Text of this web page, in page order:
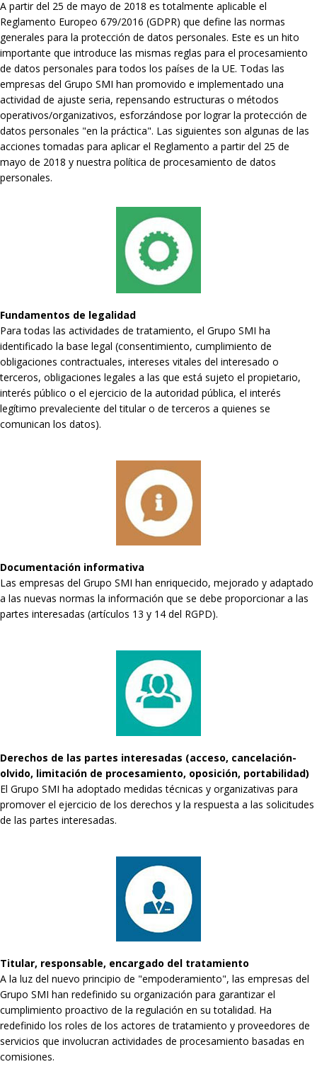
A partir del 25 de mayo de 2018 es totalmente aplicable el
Reglamento Europeo 679/2016 (GDPR) que define las normas
generales para la protección de datos personales. Este es un hito
importante que introduce las mismas reglas para el procesamiento
de datos personales para todos los países de la UE. Todas las
empresas del Grupo SMI han promovido e implementado una
actividad de ajuste seria, repensando estructuras o métodos
operativos/organizativos, esforzándose por lograr la protección de
datos personales "en la práctica". Las siguientes son algunas de las
acciones tomadas para aplicar el Reglamento a partir del 25 de
mayo de 2018 y nuestra política de procesamiento de datos
personales.
Fundamentos de legalidad
Para todas las actividades de tratamiento, el Grupo SMI ha
identificado la base legal (consentimiento, cumplimiento de
obligaciones contractuales, intereses vitales del interesado o
terceros, obligaciones legales a las que está sujeto el propietario,
interés público o el ejercicio de la autoridad pública, el interés
legítimo prevaleciente del titular o de terceros a quienes se
comunican los datos).
Documentación informativa
Las empresas del Grupo SMI han enriquecido, mejorado y adaptado
a las nuevas normas la información que se debe proporcionar a las
partes interesadas (artículos 13 y 14 del RGPD).
Derechos de las partes interesadas (acceso, cancelación-
olvido, limitación de procesamiento, oposición, portabilidad)
El Grupo SMI ha adoptado medidas técnicas y organizativas para
promover el ejercicio de los derechos y la respuesta a las solicitudes
de las partes interesadas.
Titular, responsable, encargado del tratamiento
A la luz del nuevo principio de "empoderamiento", las empresas del
Grupo SMI han redefinido su organización para garantizar el
cumplimiento proactivo de la regulación en su totalidad. Ha
redefinido los roles de los actores de tratamiento y proveedores de
servicios que involucran actividades de procesamiento basadas en
comisiones.